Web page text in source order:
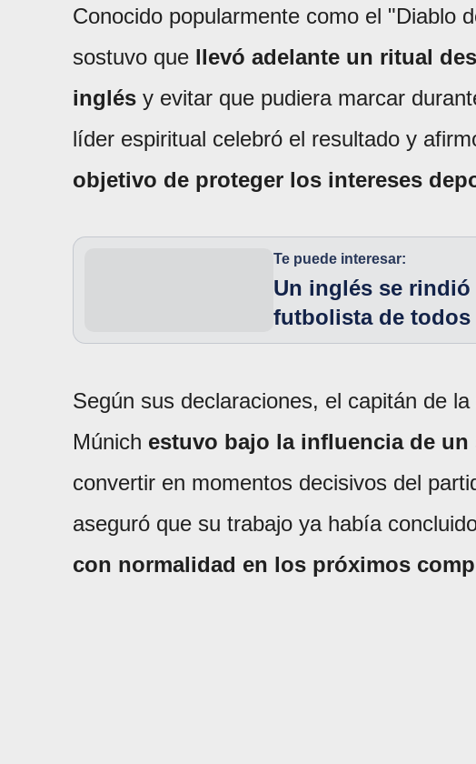
Conocido popularmente como el "Diablo
sostuvo que llevó adelante un ritual
inglés y evitar que pudiera marcar
líder espiritual celebró el resultado y
objetivo de proteger los intereses
Te puede interesar:
Un inglés se
futbolista de
Según sus declaraciones, el capitán de
Múnich estuvo bajo la influencia de
convertir en momentos decisivos del
aseguró que su trabajo ya había
con normalidad en los próximos